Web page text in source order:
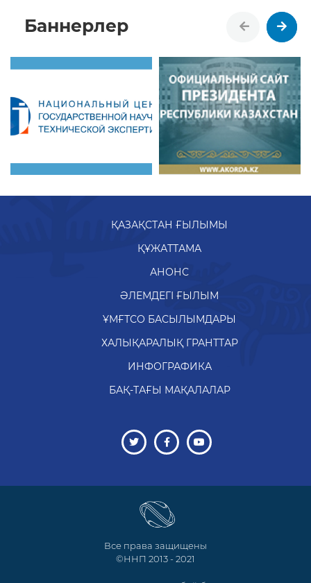
Баннерлер
ҚАЗАҚСТАН ҒЫЛЫМЫ
ҚҰЖАТТАМА
АНОНС
ӘЛЕМДЕГІ ҒЫЛЫМ
ҰМҒТСО БАСЫЛЫМДАРЫ
ХАЛЫҚАРАЛЫҚ ГРАНТТАР
ИНФОГРАФИКА
БАҚ-ТАҒЫ МАҚАЛАЛАР
Все права защищены
©ННП 2013 - 2021